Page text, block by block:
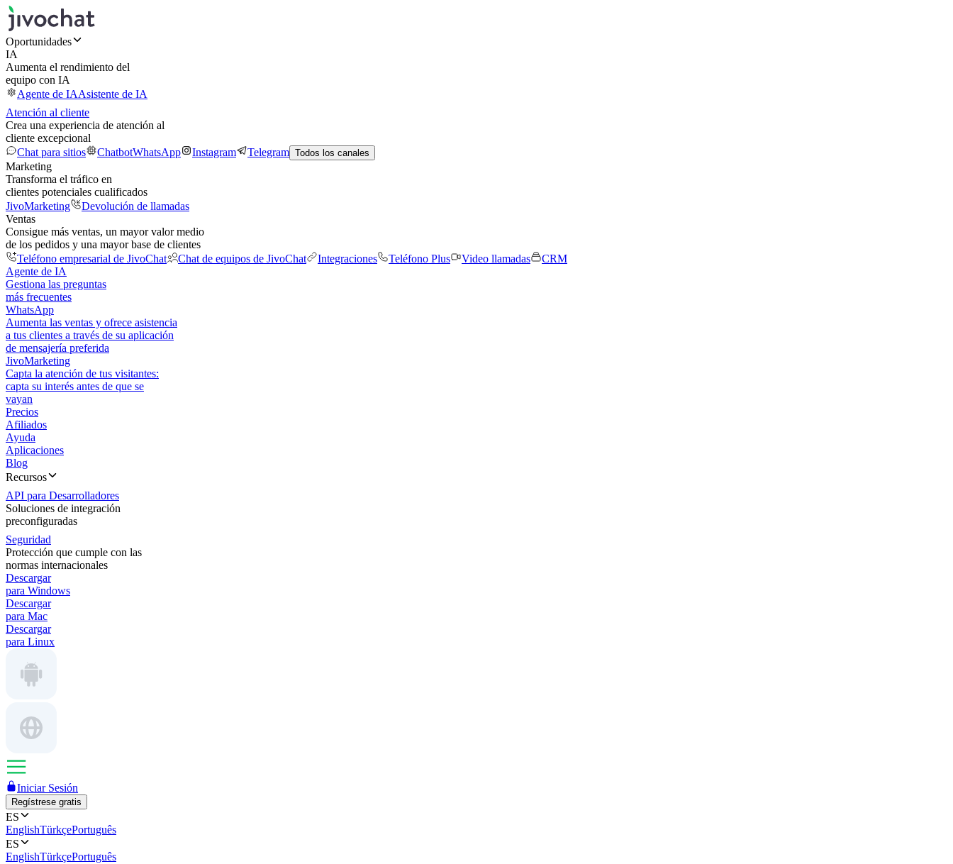
Oportunidades
IA
Aumenta el rendimiento del
equipo con IA
Agente de IAAsistente de IA
Atención al cliente
Crea una experiencia de atención al
cliente excepcional
Chat para sitios
ChatbotWhatsApp Instagram Telegram Todos los canales
Marketing
Transforma el tráfico en
clientes potenciales cualificados
JivoMarketing
Devolución de llamadas
Ventas
Consigue más ventas, un mayor valor medio
de los pedidos y una mayor base de clientes
Teléfono empresarial de JivoChat
Chat de equipos de JivoChat Integraciones Teléfono Plus Video llamadas
CRM
Agente de IA
Gestiona las preguntas
más frecuentes
WhatsApp
Aumenta las ventas y ofrece asistencia
a tus clientes a través de su aplicación
de mensajería preferida
JivoMarketing
Capta la atención de tus visitantes:
capta su interés antes de que se
vayan
Precios
Afiliados
Ayuda
Aplicaciones
Blog
Recursos
API para Desarrolladores
Soluciones de integración
preconfiguradas
Seguridad
Protección que cumple con las
normas internacionales
Descargar
para Windows
Descargar
para Mac
Descargar
para Linux
Iniciar Sesión
Regístrese gratis
ES
EnglishTürkçePortuguês
ES
EnglishTürkçePortuguês